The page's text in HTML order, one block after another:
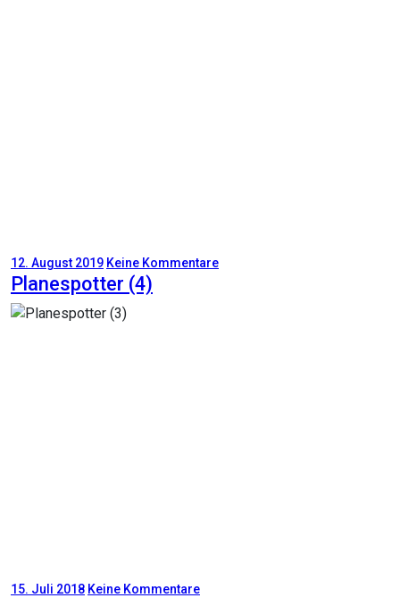
12. August 2019 Keine Kommentare
Planespotter (4)
15. Juli 2018 Keine Kommentare